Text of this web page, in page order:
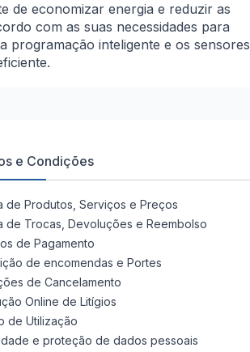
de economizar energia e reduzir as
com as suas necessidades para
inteligente e os sensores
e Condições
de Produtos, Serviços e Preços
de Trocas, Devoluções e Reembolso
de Pagamento
de encomendas e Portes
de Cancelamento
Online de Litígios
de Utilização
e proteção de dados pessoais